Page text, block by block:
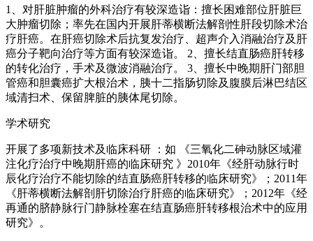
1、对肝脏肿瘤的外科治疗有较深造诣：擅长困难部位肝脏巨
大肿瘤切除；率先在国内开展肝蒂横断法解剖性肝段切除术治
疗肝癌。在肝癌切除术后抗复发治疗、超声介入消融治疗及肝
癌分子靶向治疗等方面有较深造诣。 2、擅长结直肠癌肝转移
的转化治疗，手术及微波消融治疗。 3、擅长中晚期肝门部胆
管癌和胆囊癌扩大根治术，胰十二指肠切除及腹膜后淋巴结区
域清扫术、保留脾脏的胰体尾切除。
学术研究
开展了多项新技术及临床科研 ：如 《三氧化二砷动脉区域灌
注化疗治疗中晚期肝癌的临床研究 》2010年《经肝动脉行时
辰化疗治疗不能切除的结直肠癌肝转移的临床研究》；2011年
《肝蒂横断法解剖肝切除治疗肝癌的临床研究》；2012年《经
再通的脐静脉行门静脉栓塞在结直肠癌肝转移根治术中的应用
研究》。